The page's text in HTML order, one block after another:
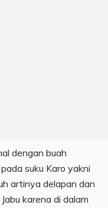
dengan buah
suku Karo yakni
artinya delapan dan
karena di dalam